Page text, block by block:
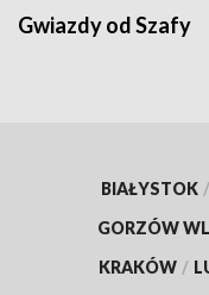
Gwiazdy od Szafy
BIAŁYSTOK /
GORZÓW
KRAKÓW /